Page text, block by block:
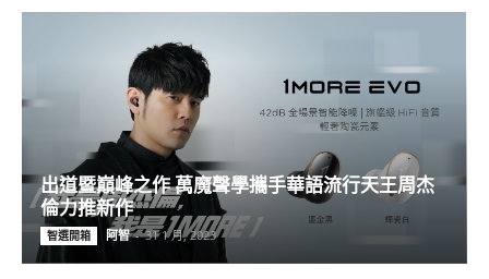
出道暨巔峰之作 萬魔聲學攜手華語流行天王周杰
倫力推新作
智選開箱 阿智 - 31 1 月, 2023